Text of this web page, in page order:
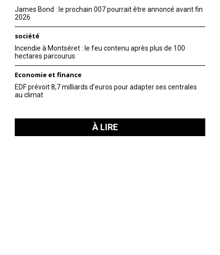
James Bond : le prochain 007 pourrait être annoncé avant fin
2026
société
Incendie à Montséret : le feu contenu après plus de 100
hectares parcourus
Economie et finance
EDF prévoit 8,7 milliards d’euros pour adapter ses centrales
au climat
À LIRE